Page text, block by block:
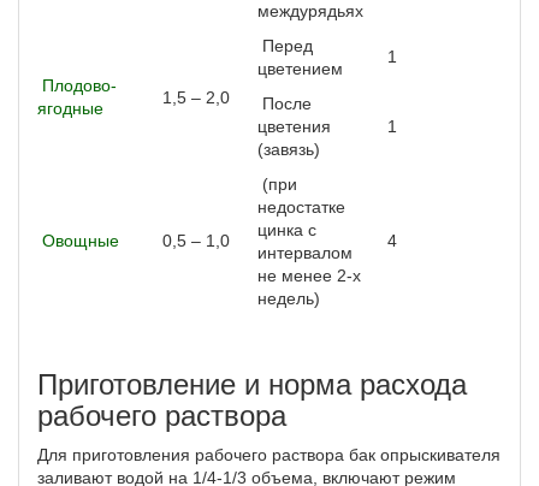
междурядьях
Плодово-
ягодные
1,5 – 2,0
Перед
цветением
1
После
цветения
(завязь)
1
Овощные 0,5 – 1,0
(при
недостатке
цинка с
интервалом
не менее 2-х
недель)
4
Приготовление и норма расхода
рабочего раствора
Для приготовления рабочего раствора бак опрыскивателя
заливают водой на 1/4-1/3 объема, включают режим